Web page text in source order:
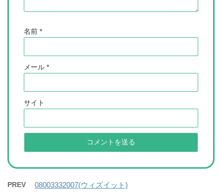
名前 *
メール *
サイト
PREV 08003332007(ウィズイット)